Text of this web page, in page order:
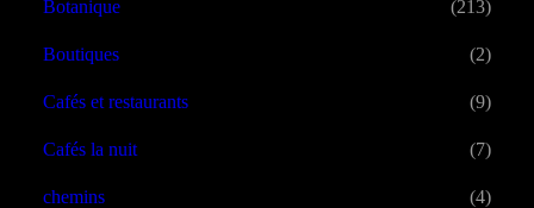
Botanique (213)
Boutiques (2)
Cafés et restaurants (9)
Cafés la nuit (7)
chemins (4)